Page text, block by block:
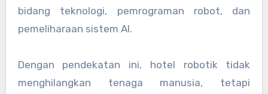
bidang teknologi, pemrograman robot, dan
pemeliharaan sistem AI.
Dengan pendekatan ini, hotel robotik tidak
menghilangkan tenaga manusia, tetapi